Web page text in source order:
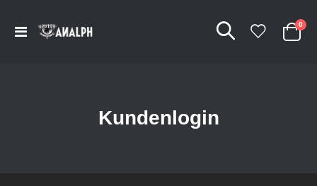
Navigation
Cart
0
Kundenlogin